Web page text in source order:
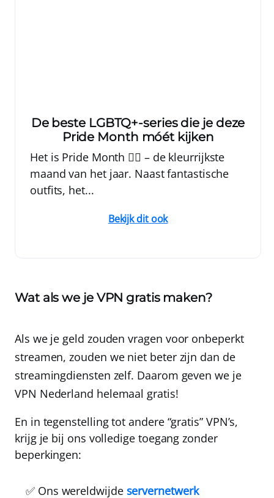
De beste LGBTQ+-series die je deze
Pride Month móét kijken
Het is Pride Month 🏳️‍🌈 – de kleurrijkste
maand van het jaar. Naast fantastische
outfits, het...
Bekijk dit ook
Wat als we je VPN gratis maken?
Als we je geld zouden vragen voor onbeperkt
streamen, zouden we niet beter zijn dan de
streamingdiensten zelf. Daarom geven we je
VPN Nederland helemaal gratis!
En in tegenstelling tot andere “gratis” VPN’s,
krijg je bij ons volledige toegang zonder
beperkingen:
✅ Ons wereldwijde servernetwerk